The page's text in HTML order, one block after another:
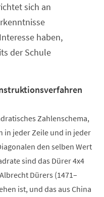
sich an
haben,
der Schule
Zahlenschema,
in jeder Zeile und in jeder
den selben Wert
sind das Dürer 4x4
Dürers (1471–
ist, und das aus China